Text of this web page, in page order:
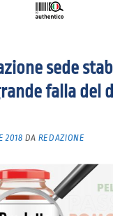
sede
falla del
2018 DA REDAZIONE